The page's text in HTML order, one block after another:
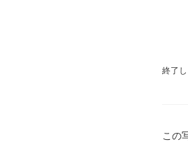
終了
この